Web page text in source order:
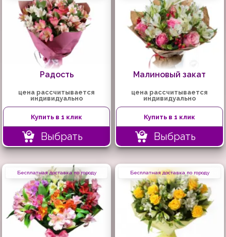
Радость
цена рассчитывается
индивидуально
Купить в 1 клик
Выбрать
Малиновый закат
цена рассчитывается
индивидуально
Купить в 1 клик
Выбрать
Бесплатная доставка по городу Бесплатная доставка по городу